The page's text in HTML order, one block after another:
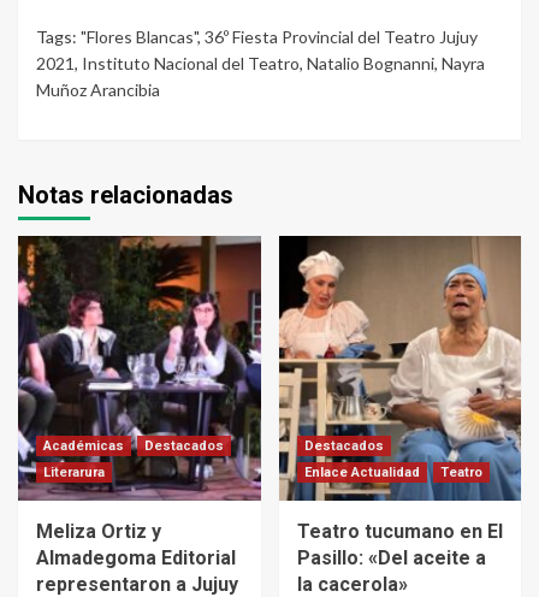
Tags: "Flores Blancas", 36º Fiesta Provincial del Teatro Jujuy
2021, Instituto Nacional del Teatro, Natalio Bognanni, Nayra
Muñoz Arancibia
Notas relacionadas
Académicas
Destacados
Literarura
Meliza Ortiz y
Almadegoma Editorial
representaron a Jujuy
Destacados
Enlace Actualidad
Teatro
Teatro tucumano en El
Pasillo: «Del aceite a
la cacerola»